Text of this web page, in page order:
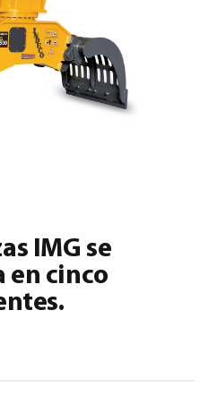
America – Spanish
IMG se
en cinco